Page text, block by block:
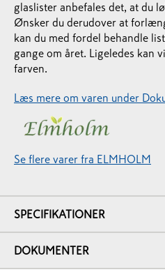
glaslister anbefales det, at du
Ønsker du derudover at
kan du med fordel behandle
gange om året. Ligeledes kan
farven.
Læs mere om varen under
Se flere varer fra ELMHOLM
SPECIFIKATIONER
DOKUMENTER